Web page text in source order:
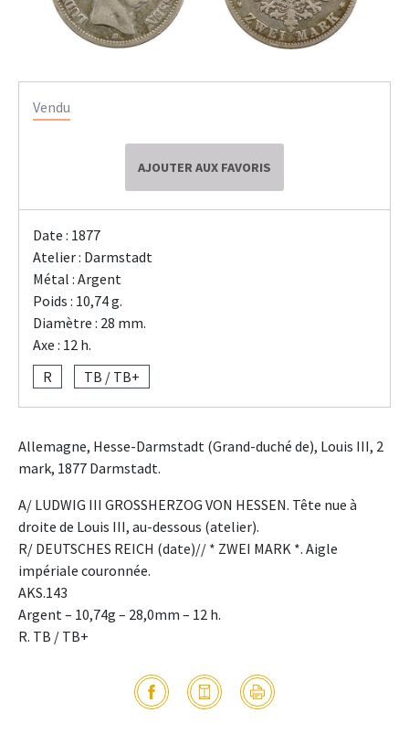
Vendu
AJOUTER AUX FAVORIS
Date : 1877
Atelier : Darmstadt
Métal : Argent
Poids : 10,74 g.
Diamètre : 28 mm.
Axe : 12 h.
R
TB / TB+
Allemagne, Hesse-Darmstadt (Grand-duché de), Louis III, 2
mark, 1877 Darmstadt.
A/ LUDWIG III GROSSHERZOG VON HESSEN. Tête nue à
droite de Louis III, au-dessous (atelier).
R/ DEUTSCHES REICH (date)// * ZWEI MARK *. Aigle
impériale couronnée.
AKS.143
Argent – 10,74g – 28,0mm – 12 h.
R. TB / TB+